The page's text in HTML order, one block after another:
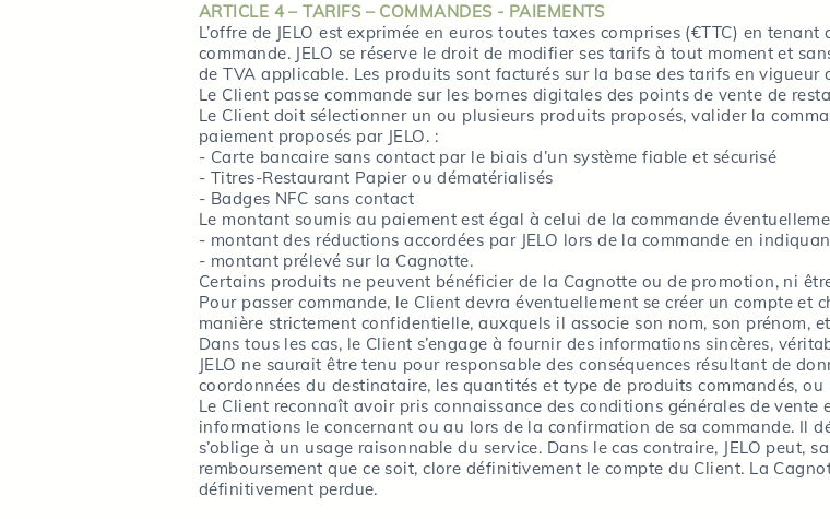
ARTICLE 4 – TARIFS – COMMANDES - PAIEMENTS
L’offre de JELO est exprimée en euros toutes taxes comprises (€TTC) en
commande. JELO se réserve le droit de modifier ses tarifs à tout moment et
de TVA applicable. Les produits sont facturés sur la base des tarifs en vigueur
Le Client passe commande sur les bornes digitales des points de vente de
Le Client doit sélectionner un ou plusieurs produits proposés, valider la
paiement proposés par JELO. :
- Carte bancaire sans contact par le biais d’un système fiable et sécurisé
- Titres-Restaurant Papier ou dématérialisés
- Badges NFC sans contact
Le montant soumis au paiement est égal à celui de la commande
- montant des réductions accordées par JELO lors de la commande en
- montant prélevé sur la Cagnotte.
Certains produits ne peuvent bénéficier de la Cagnotte ou de promotion, ni
Pour passer commande, le Client devra éventuellement se créer un compte
manière strictement confidentielle, auxquels il associe son nom, son prénom,
Dans tous les cas, le Client s’engage à fournir des informations sincères,
JELO ne saurait être tenu pour responsable des conséquences résultant de
coordonnées du destinataire, les quantités et type de produits commandés, ou
Le Client reconnaît avoir pris connaissance des conditions générales de
informations le concernant ou au lors de la confirmation de sa commande. Il
s’oblige à un usage raisonnable du service. Dans le cas contraire, JELO peut,
remboursement que ce soit, clore définitivement le compte du Client. La
définitivement perdue.